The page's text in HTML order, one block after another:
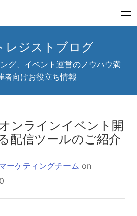
レジストブログ
グ、イベント運営のノウハウ満
者向けお役立ち情報
ンラインイベント開
配信ツールのご紹介
ーケティングチーム on